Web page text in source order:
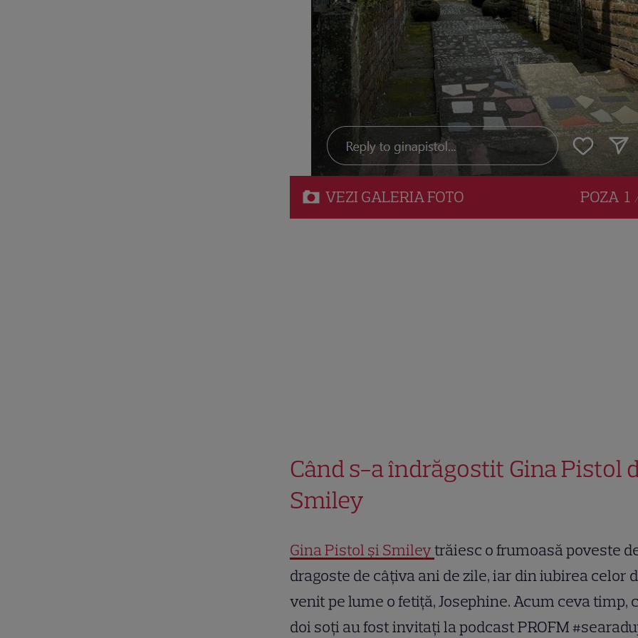
VEZI GALERIAFOTO POZA 1
Când s-a îndrăgostit Gina Pistol
Smiley
Gina Pistol și Smileytrăiesc o frumoasă poveste
dragoste de câțiva ani de zile, iar din iubirea celor
venit pe lume o fetiță, Josephine. Acum ceva timp,
doi soți au fost invitați la podcast PROFM